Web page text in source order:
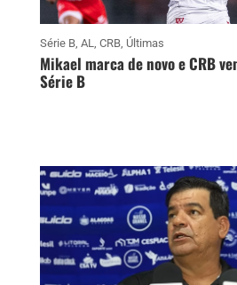
Série B, AL, CRB, Últimas
Mikael marca de novo e CRB
Série B